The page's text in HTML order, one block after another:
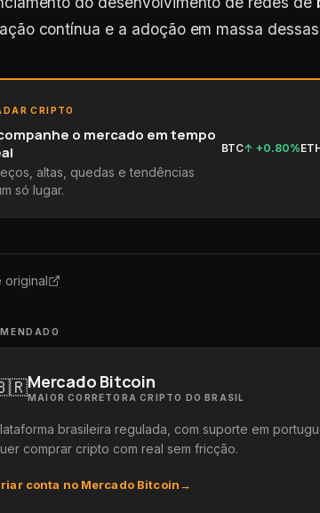
contínua e a adoção em massa
CRIPTO
o mercado em tempo
altas, quedas e tendências
só lugar.
BTC↑ +0.80%
original
Mercado Bitcoin
MAIOR CORRETORA CRIPTO DO BRASIL
brasileira regulada, com suporte em
comprar cripto com real sem fricção.
conta no Mercado Bitcoin→